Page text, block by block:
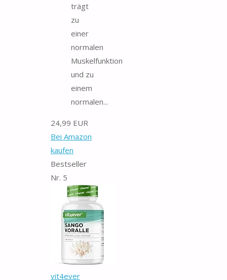
trägt
zu
einer
normalen
Muskelfunktion
und zu
einem
normalen...
24,99 EUR
Bei Amazon
kaufen
Bestseller
Nr. 5
vit4ever